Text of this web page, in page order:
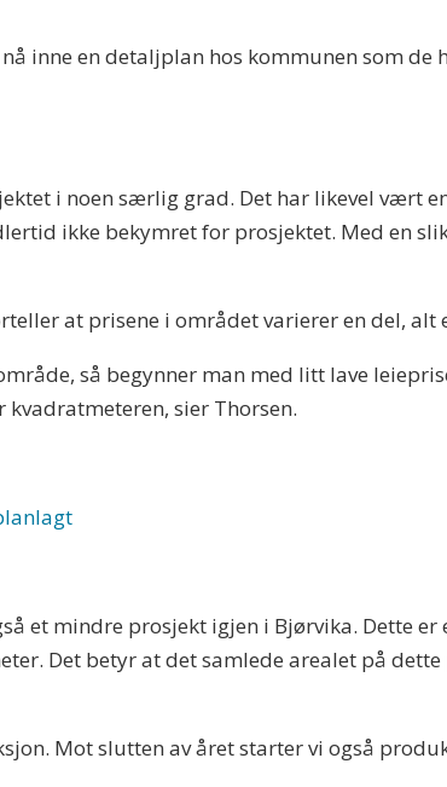
inne en detaljplan hos kommunen som
i noen særlig grad. Det har likevel vært
ikke bekymret for prosjektet. Med en
at prisene i området varierer en del,
så begynner man med litt lave
sier Thorsen.
et mindre prosjekt igjen i Bjørvika. Dette
Det betyr at det samlede arealet på
Mot slutten av året starter vi også